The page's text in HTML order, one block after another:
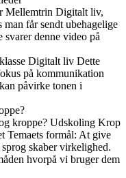
Mellemtrin Digitalt liv,
får sendt ubehagelige
svarer denne video på
Digitalt liv Dette
på kommunikation
påvirke tonen i
kroppe? Udskoling Krop
Temaets formål: At give
skaber virkelighed.
hvorpå vi bruger dem